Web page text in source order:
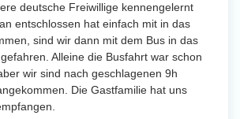
deutsche Freiwillige kennengelernt
entschlossen hat einfach mit in das
sind wir dann mit dem Bus in das
Alleine die Busfahrt war schon
wir sind nach geschlagenen 9h
Die Gastfamilie hat uns